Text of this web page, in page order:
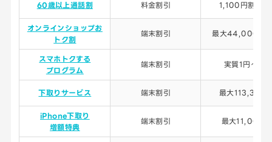
60歳以上通話割 料金割引 1,100円割引/
オンラインショップお
トク割
端末割引 最大44,000円
スマホトクする
プログラム
端末割引 実質1円～/月
下取りサービス 端末割引 最大113,300
iPhone下取り
増額特典
端末割引 最大11,000円